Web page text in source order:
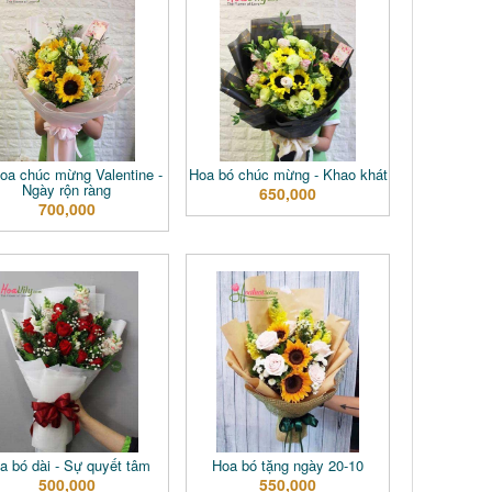
chúc mừng Valentine -
Ngày rộn ràng
700,000
Hoa bó chúc mừng - Khao khát
650,000
bó dài - Sự quyết tâm
500,000
Hoa bó tặng ngày 20-10
550,000